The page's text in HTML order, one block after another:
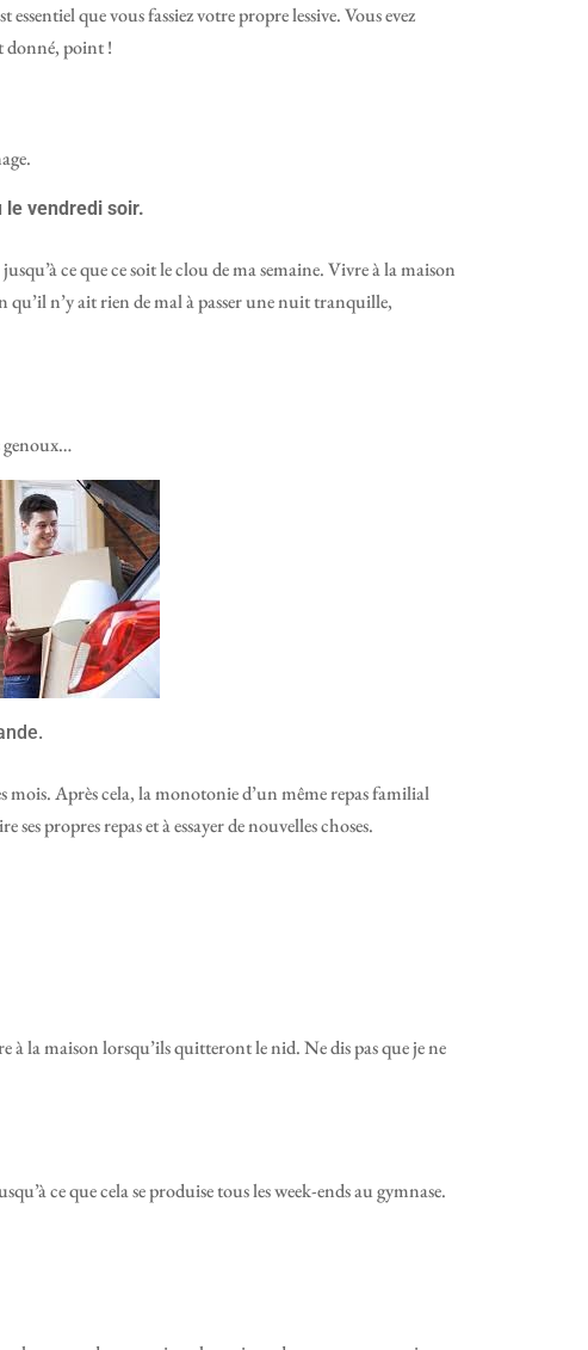
que vous fassiez votre propre lessive. Vous evez
donné, point !
le vendredi soir.
ce que ce soit le clou de ma semaine. Vivre à la maison
qu’il n’y ait rien de mal à passer une nuit tranquille,
genoux…
Après cela, la monotonie d’un même repas familial
propres repas et à essayer de nouvelles choses.
à la maison lorsqu’ils quitteront le nid. Ne dis pas que je ne
ce que cela se produise tous les week-ends au gymnase.